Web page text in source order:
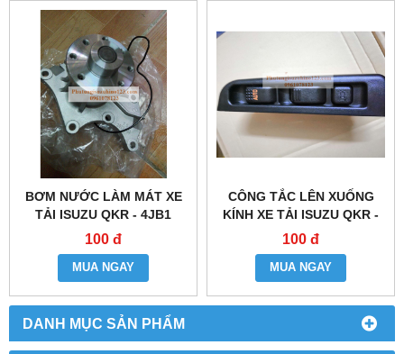
DANH MỤC SẢN PHẨM
BƠM NƯỚC LÀM MÁT XE
TẢI ISUZU QKR - 4JB1
100 đ
MUA NGAY
CÔNG TẮC LÊN XUỐNG
KÍNH XE TẢI ISUZU QKR -
4JB1
100 đ
MUA NGAY